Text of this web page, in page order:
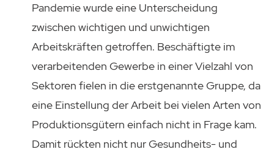
Pandemie wurde eine Unterscheidung
zwischen wichtigen und unwichtigen
Arbeitskräften getroffen. Beschäftigte im
verarbeitenden Gewerbe in einer Vielzahl von
Sektoren fielen in die erstgenannte Gruppe, da
eine Einstellung der Arbeit bei vielen Arten von
Produktionsgütern einfach nicht in Frage kam.
Damit rückten nicht nur Gesundheits- und